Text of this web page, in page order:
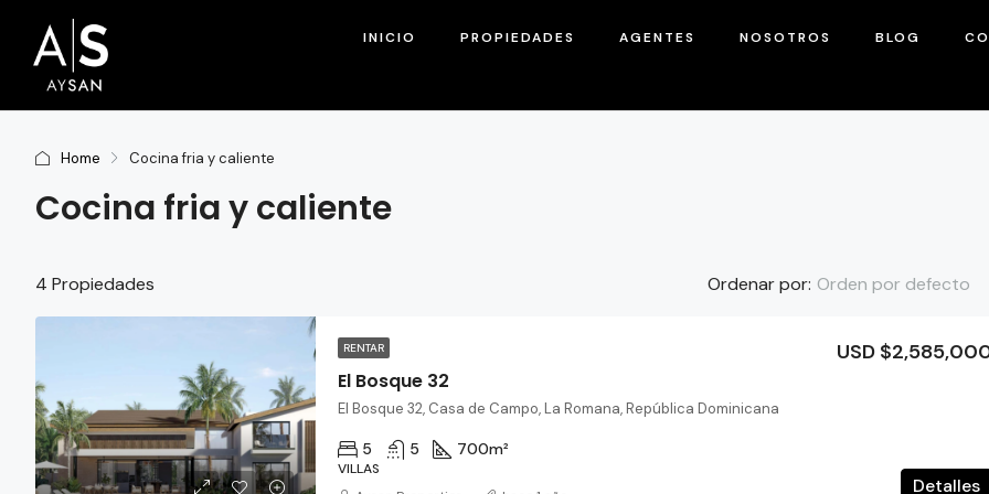
INICIO PROPIEDADES AGENTES NOSOTROS BLOG
Home Cocina fria y caliente
Cocina fria y caliente
4 Propiedades Ordenar por: Orden por defecto
RENTAR
El Bosque 32
USD
El Bosque 32, Casa de Campo, La Romana, República Dominicana
5 5 700m²
VILLAS
Detalles